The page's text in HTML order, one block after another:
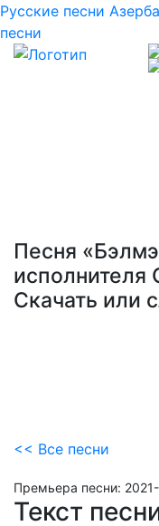
Русские песни
песни
Песня
исполнителя
Скачать или
<< Все песни
Премьера песни:
Текст